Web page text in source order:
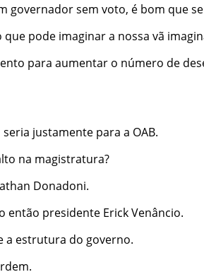
governador sem voto, é bom que
que pode imaginar a nossa vã
para aumentar o número de
seria justamente para a OAB.
na magistratura?
Donadoni.
então presidente Erick Venâncio.
a estrutura do governo.